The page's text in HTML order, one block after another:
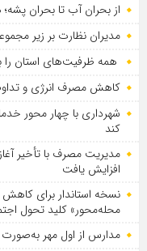
از بحران آب تا بحران
مدیران نظارت بر زیر
همه ظرفیت‌های استان را
کاهش مصرف انرژی و
شهرداری با چهار محور
کند
مدیریت مصرف با تأخیر
افزایش یافت
نسخه استاندار برای
محله‌محور» کلید تحول
مدارس از اول مهر